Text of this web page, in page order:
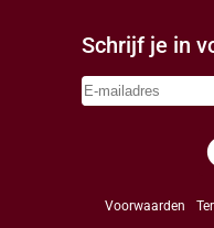
Schrijf je in
Voorwaarden